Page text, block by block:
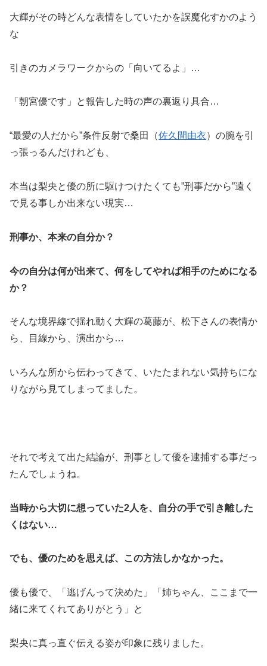
大輝がその時どんな表情をしていたかを誤魔化すかのよう
な
引きのカメラワークからの「向いてるよ」…
「朝宮優です」と報告した時の声の裏返り具合…
“最愛の人だから”条件反射で桑田（佐久間由衣）の腕を引
っ張っるんだけれども、
本当は梨央と優の所に駆けつけたくても”刑事だから”遠く
で見る事しか出来ない現実…
刑事か、本来の自分か？
今の自分は何が出来て、何をしてやれば相手のためになる
か？
そんな境界線で揺れ動く大輝の葛藤が、松下さんの表情か
ら、目線から、演出から…
いろんな所から伝わってきて、いたたまれない気持ちにな
りながら見てしまってました。
それで考えて出た結論が、刑事として優を逮捕する事だっ
たんでしょうね。
当時から大切に想っていた2人を、自分の手で引き離した
くはない…
でも、優のためを思えば、この方法しかなかった。
優も優で、「逃げんって決めた」「姉ちゃん、ここまで一
緒に来てくれてありがとう」と
梨央に真っ直ぐ伝える姿が印象に残りました。